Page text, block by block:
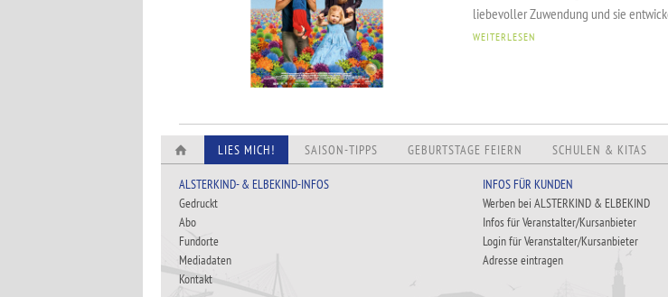
liebevoller Zuwendung und sie
WEITERLESEN
LIES MICH! SAISON-TIPPS GEBURTSTAGE FEIERN SCHULEN & KITAS
ALSTERKIND- & ELBEKIND-INFOS
Gedruckt
Abo
Fundorte
Mediadaten
Kontakt
INFOS FÜR KUNDEN
Werben bei ALSTERKIND & ELBEKIND
Infos für Veranstalter/Kursanbieter
Login für Veranstalter/Kursanbieter
Adresse eintragen